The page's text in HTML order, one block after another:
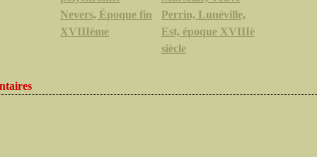
Nevers, Époque fin
XVIIIème
Perrin, Lunéville,
Est, époque XVIIIè
siècle